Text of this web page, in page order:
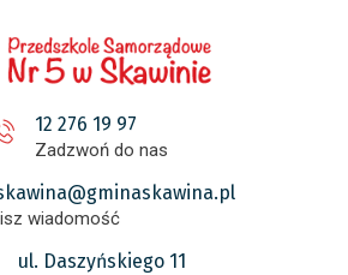
12 276 19 97
Zadzwoń do nas
wiadomość
ul. Daszyńskiego 11